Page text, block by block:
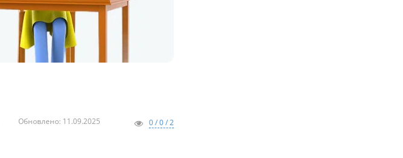
Обновлено: 11.09.2025 0 / 0 / 2